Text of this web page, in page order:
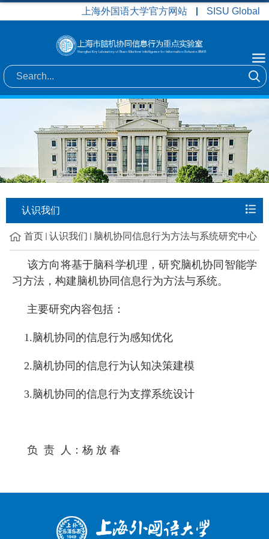
上海外国语大学官方网站 SISU Global
认识我们
首页 认识我们 脑机协同信息行为方法与系统研究中心
该方向将基于脑科学机理，研究脑机协同智能学
习方法，构建脑机协同信息行为方法与系统。
主要研究内容包括：
1.脑机协同的信息行为感知优化
2.脑机协同的信息行为认知决策建模
3.脑机协同的信息行为支撑系统设计
负 责 人：杨 放 春